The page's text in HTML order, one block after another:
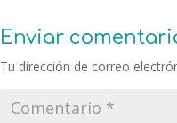
Enviar
Tu dirección de correo